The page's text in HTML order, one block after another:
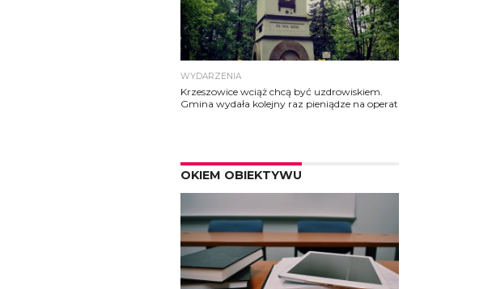
WYDARZENIA
Krzeszowice wciąż chcą być uzdrowiskiem.
Gmina wydała kolejny raz pieniądze na operat
OKIEM OBIEKTYWU